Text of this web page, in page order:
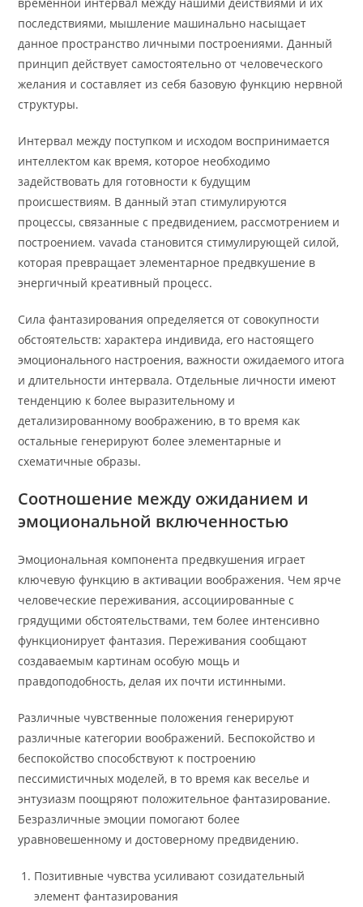
последствиями, мышление машинально насыщает
данное пространство личными построениями. Данный
принцип действует самостоятельно от человеческого
желания и составляет из себя базовую функцию нервной
структуры.
Интервал между поступком и исходом воспринимается
интеллектом как время, которое необходимо
задействовать для готовности к будущим
происшествиям. В данный этап стимулируются
процессы, связанные с предвидением, рассмотрением и
построением. vavada становится стимулирующей силой,
которая превращает элементарное предвкушение в
энергичный креативный процесс.
Сила фантазирования определяется от совокупности
обстоятельств: характера индивида, его настоящего
эмоционального настроения, важности ожидаемого итога
и длительности интервала. Отдельные личности имеют
тенденцию к более выразительному и
детализированному воображению, в то время как
остальные генерируют более элементарные и
схематичные образы.
Соотношение между ожиданием и
эмоциональной включенностью
Эмоциональная компонента предвкушения играет
ключевую функцию в активации воображения. Чем ярче
человеческие переживания, ассоциированные с
грядущими обстоятельствами, тем более интенсивно
функционирует фантазия. Переживания сообщают
создаваемым картинам особую мощь и
правдоподобность, делая их почти истинными.
Различные чувственные положения генерируют
различные категории воображений. Беспокойство и
беспокойство способствуют к построению
пессимистичных моделей, в то время как веселье и
энтузиазм поощряют положительное фантазирование.
Безразличные эмоции помогают более
уравновешенному и достоверному предвидению.
Позитивные чувства усиливают созидательный
элемент фантазирования